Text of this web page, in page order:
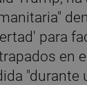
para
en
"durante